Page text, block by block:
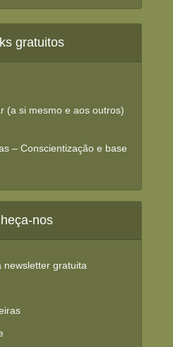
gratuitos
(a si mesmo e aos outros)
– Conscientização e base
nos
newsletter gratuita